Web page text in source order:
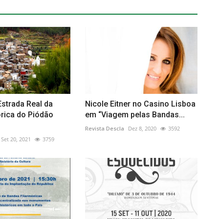
Real da
do Piódão
Set 20, 2021 3759
Nicole Eitner no Casino Lisboa
em “Viagem pelas Bandas...
Revista Descla Dez 8, 2020 3592